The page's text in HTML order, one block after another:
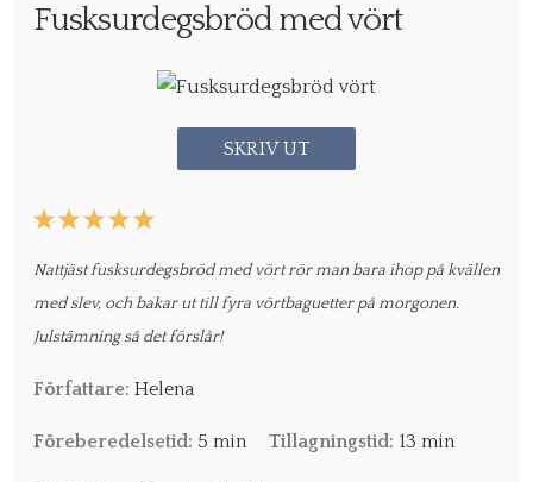
Fusksurdegsbröd med vört
SKRIV UT
5
4
3
2
1
Nattjäst fusksurdegsbröd med vört rör man bara ihop på kvällen
med slev, och bakar ut till fyra vörtbaguetter på morgonen.
Julstämning så det förslår!
Författare: Helena
Föreberedelsetid: 5 min Tillagningstid: 13 min